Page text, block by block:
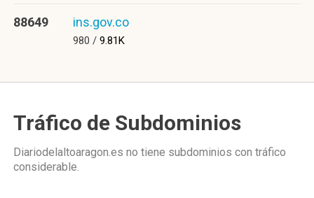
88649 ins.gov.co
980 / 9.81K
Tráfico de Subdominios
Diariodelaltoaragon.es no tiene subdominios con tráfico
considerable.